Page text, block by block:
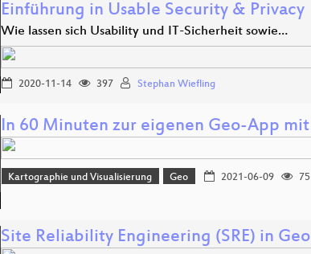
Einführung in Usable Security & Privacy
Wie lassen sich Usability und IT-Sicherheit sowie…
2020-11-14 397 Stephan Wiefling
In 60 Minuten zur eigenen Geo-App
Kartographie und Visualisierung Geo 2021-06-09 75
Site Reliability Engineering (SRE) in